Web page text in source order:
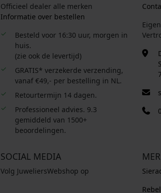
Officieel dealer alle merken
Informatie over bestellen
Besteld voor 16:30 uur, morgen in
huis.
(zie ook de levertijd)
GRATIS* verzekerde verzending,
vanaf €49,- per bestelling in NL.
Retourtermijn 14 dagen.
Professioneel advies. 9.3
gemiddeld van 1500+
beoordelingen.
SOCIAL MEDIA
Volg JuweliersWebshop op